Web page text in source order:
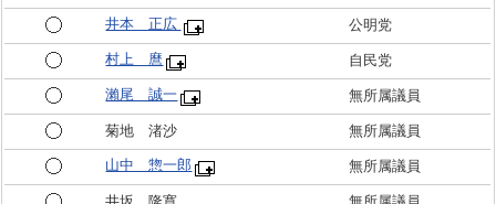
井本 正広 公明党
村上 麿 自民党
瀨尾 誠一 無所属議員
菊地 渚沙 無所属議員
山中 惣一郎 無所属議員